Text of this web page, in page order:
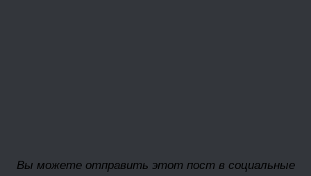
Вы можете отправить этот пост в социальные